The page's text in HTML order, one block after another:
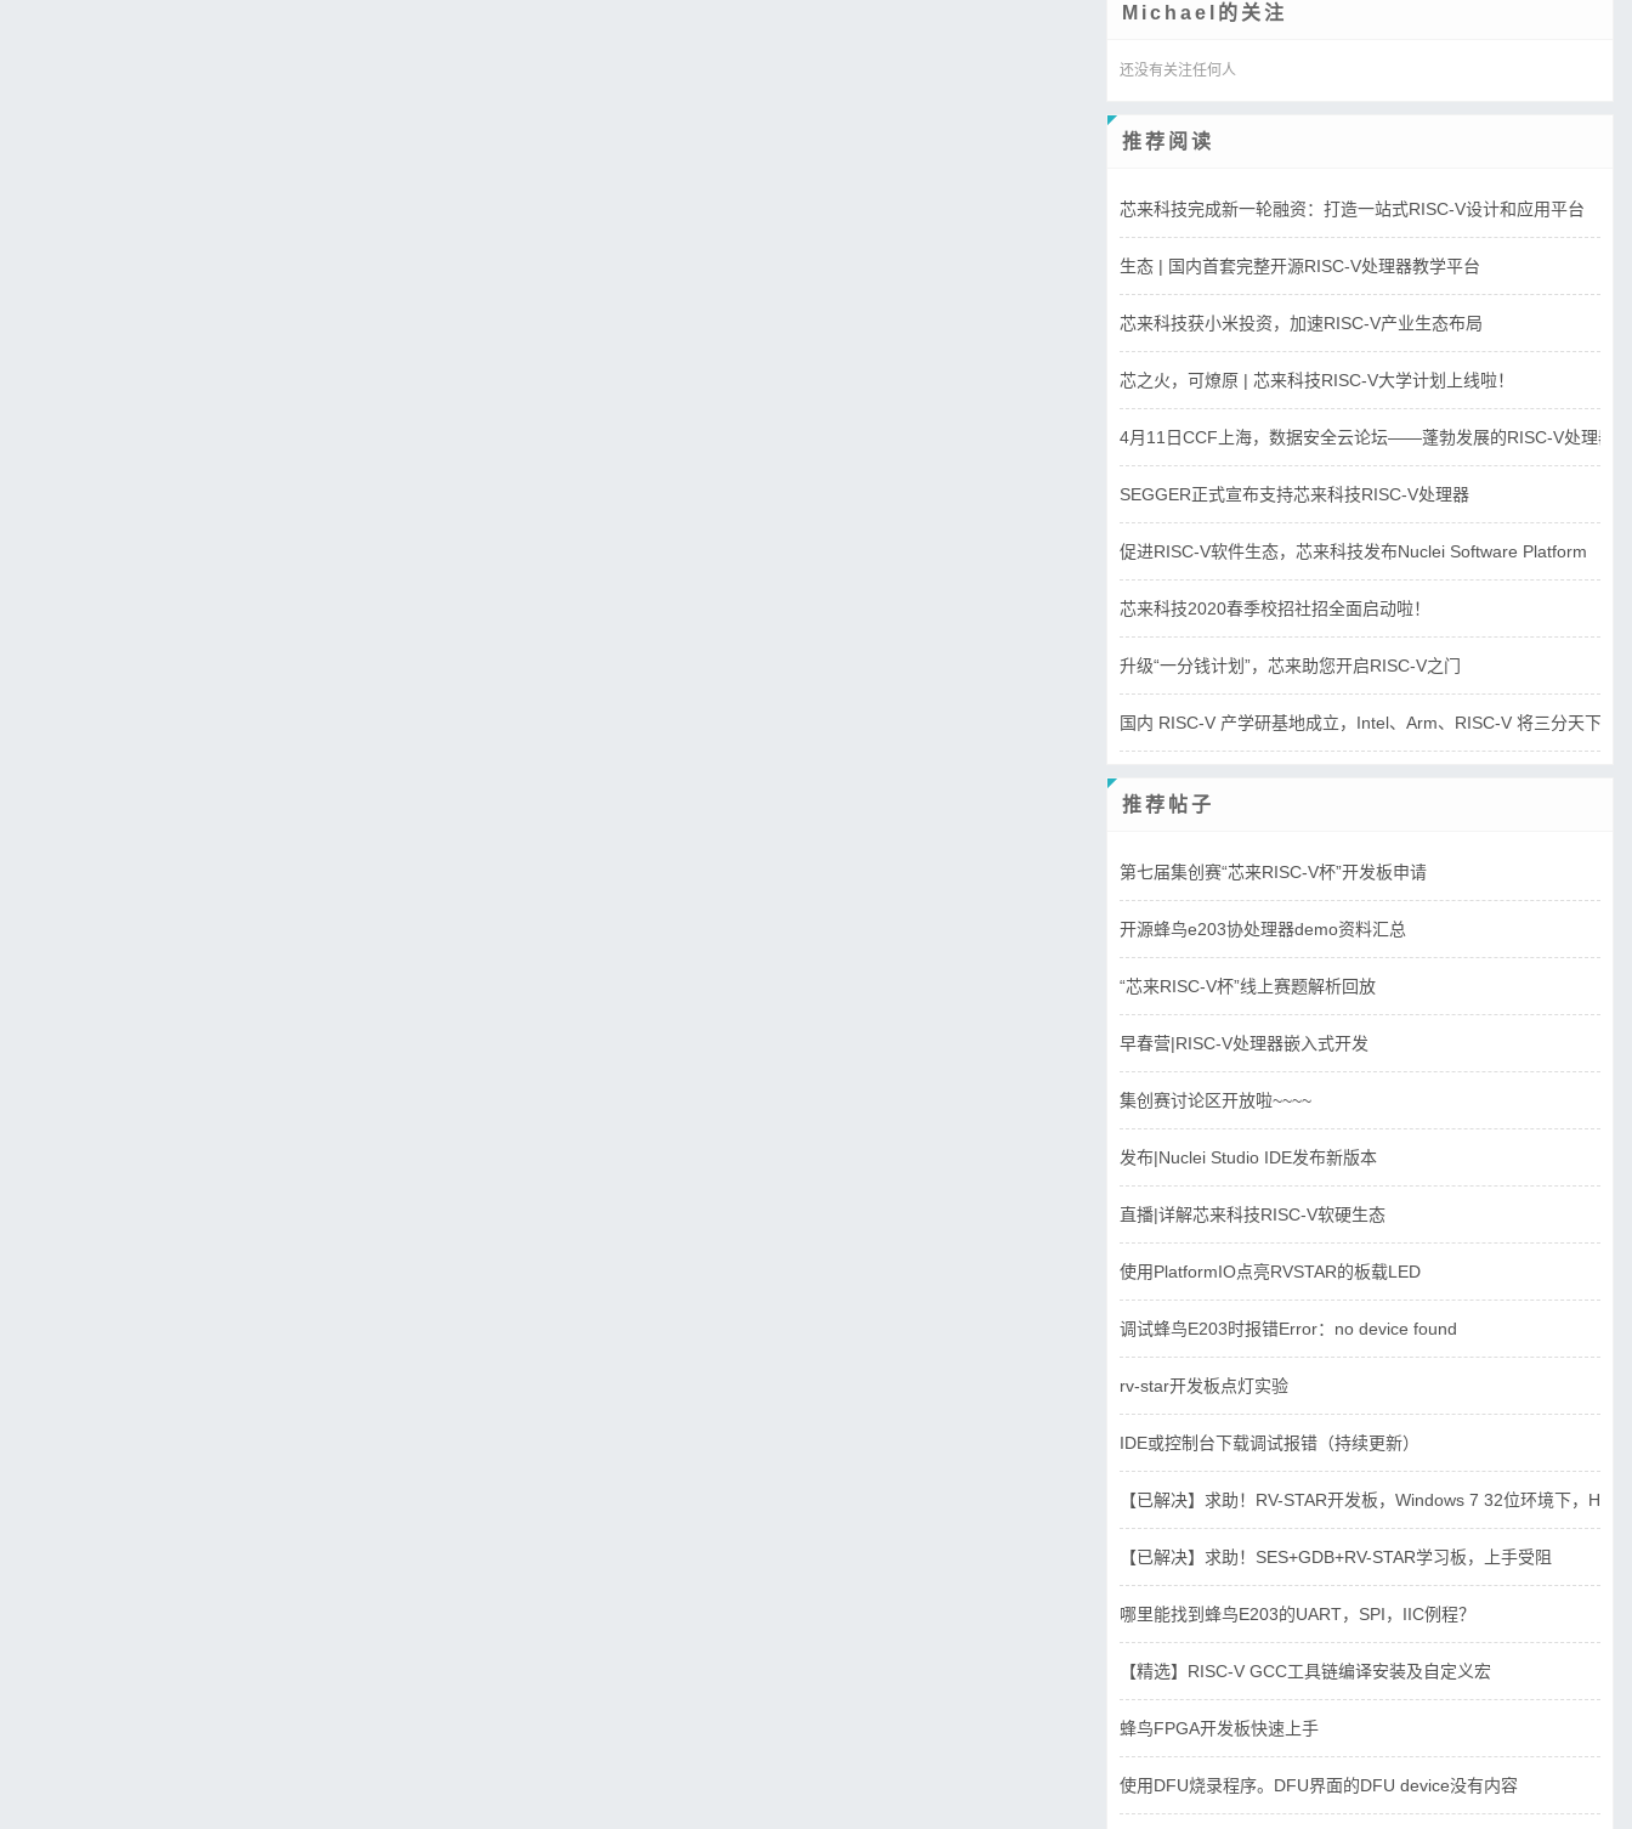
Michael的关注
还没有关注任何人
推荐阅读
芯来科技完成新一轮融资：打造一站式RISC-V设计和应用平台
生态 | 国内首套完整开源RISC-V处理器教学平台
芯来科技获小米投资，加速RISC-V产业生态布局
芯之火，可燎原 | 芯来科技RISC-V大学计划上线啦！
4月11日CCF上海，数据安全云论坛——蓬勃发展的RISC-V处理器
SEGGER正式宣布支持芯来科技RISC-V处理器
促进RISC-V软件生态，芯来科技发布Nuclei Software Platform
芯来科技2020春季校招社招全面启动啦！
升级“一分钱计划”，芯来助您开启RISC-V之门
国内 RISC-V 产学研基地成立，Intel、Arm、RISC-V 将三分天下？
推荐帖子
第七届集创赛“芯来RISC-V杯”开发板申请
开源蜂鸟e203协处理器demo资料汇总
“芯来RISC-V杯”线上赛题解析回放
早春营|RISC-V处理器嵌入式开发
集创赛讨论区开放啦~~~~
发布|Nuclei Studio IDE发布新版本
直播|详解芯来科技RISC-V软硬生态
使用PlatformIO点亮RVSTAR的板载LED
调试蜂鸟E203时报错Error：no device found
rv-star开发板点灯实验
IDE或控制台下载调试报错（持续更新）
【已解决】求助！RV-STAR开发板，Windows 7 32位环境下，
【已解决】求助！SES+GDB+RV-STAR学习板，上手受阻
哪里能找到蜂鸟E203的UART，SPI，IIC例程？
【精选】RISC-V GCC工具链编译安装及自定义宏
蜂鸟FPGA开发板快速上手
使用DFU烧录程序。DFU界面的DFU device没有内容